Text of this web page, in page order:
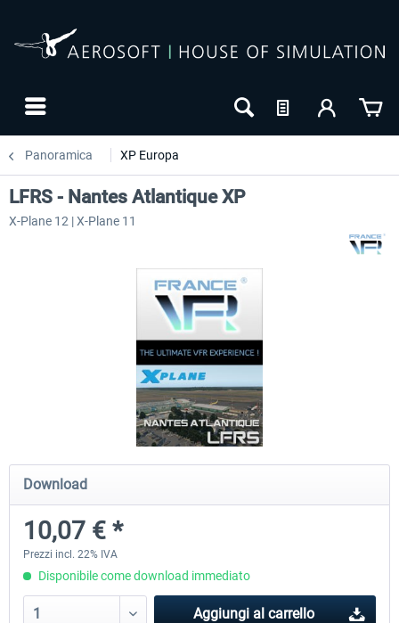
Panoramica XP Europa
Airport Berlin Brandenburg V2 XP
30,71 € *
Airport Zurich V2.0 XP
LFRS - Nantes Atlantique XP
X-Plane 12 | X-Plane 11
Download
10,07 € *
Prezzi incl. 22% IVA
Disponibile come download immediato
Aggiungi al carrello